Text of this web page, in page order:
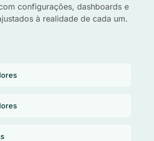
configurações, dashboards e
à realidade de cada um.